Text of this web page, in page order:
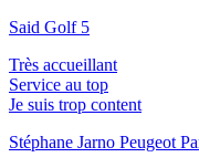
Said Golf 5
Très accueillant
Service au top
Je suis trop content
Stéphane Jarno Peugeot